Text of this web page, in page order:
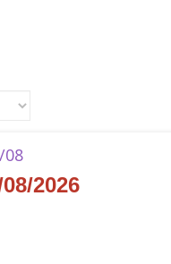
08
2026